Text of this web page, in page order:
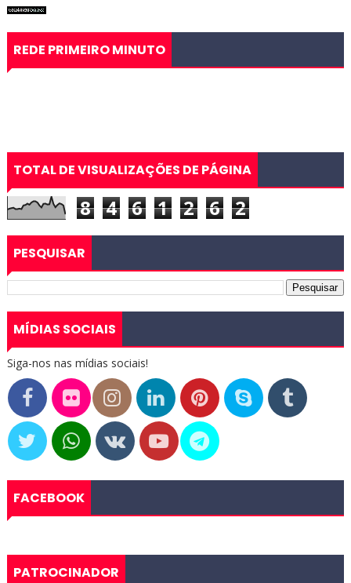
REDE PRIMEIRO MINUTO
TOTAL DE VISUALIZAÇÕES DE PÁGINA
8 4 6 1 2 6 2
PESQUISAR
MÍDIAS SOCIAIS
Siga-nos nas mídias sociais!
FACEBOOK
PATROCINADOR